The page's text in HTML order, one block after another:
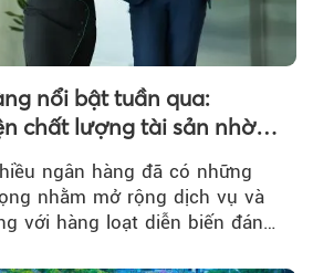
nổi bật tuần qua:
chất lượng tài sản nhờ
công nghệ
ngân hàng đã có những
nhằm mở rộng dịch vụ và
với hàng loạt diễn biến đáng